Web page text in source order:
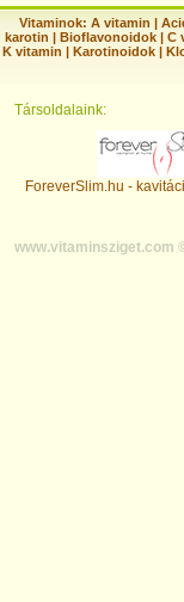
Vitaminok: A vitamin |
karotin | Bioflavonoidok | C
K vitamin | Karotinoidok |
Társoldalaink:
ForeverSlim.hu -
www.vitaminsziget.com